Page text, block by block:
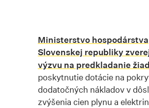
Ministerstvo hospodárstva
Slovenskej republiky
výzvu na predkladanie
poskytnutie dotácie na
dodatočných nákladov v
zvýšenia cien plynu a